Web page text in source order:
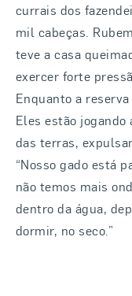
currais dos
mil cabeças.
teve a casa
exercer forte
Enquanto a
Eles estão jogando
das terras,
“Nosso gado está
não temos mais
dentro da água,
dormir, no seco.”